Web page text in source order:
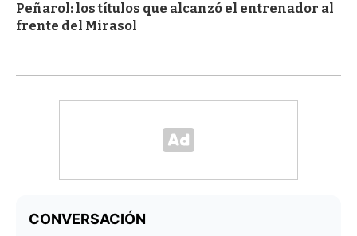
Peñarol: los títulos que alcanzó el entrenador al
frente del Mirasol